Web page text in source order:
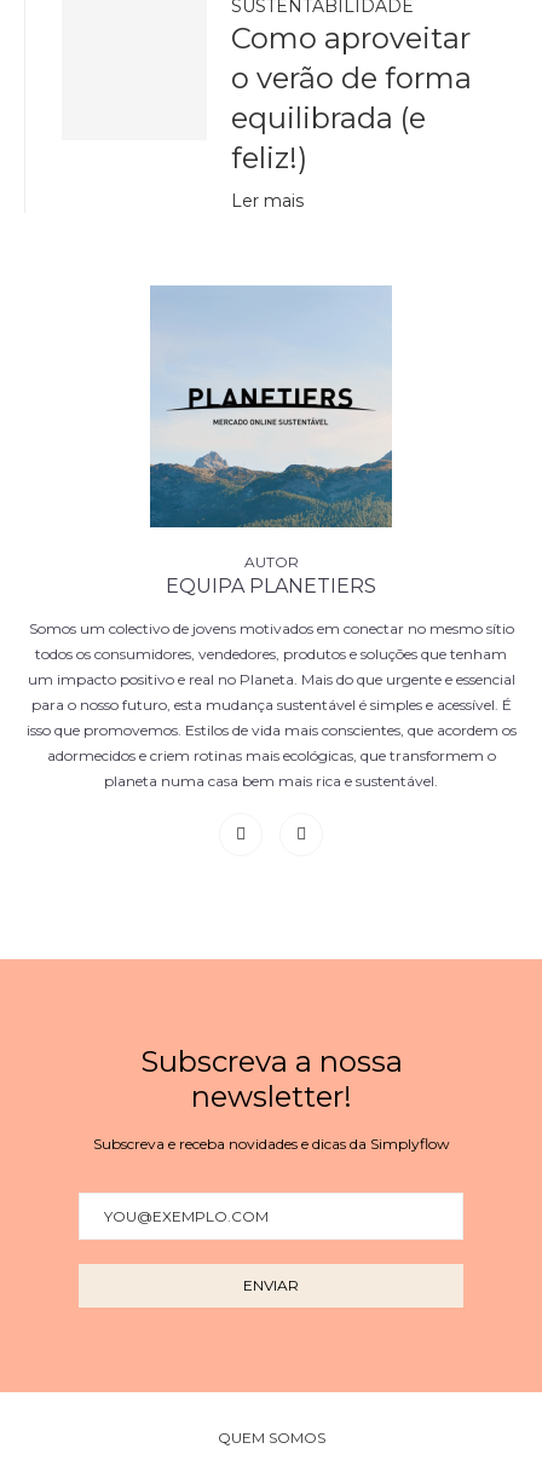
SUSTENTABILIDADE
Como aproveitar
o verão de forma
equilibrada (e
feliz!)
Ler mais
EQUIPA PLANETIERS
Somos um colectivo de jovens motivados em conectar no mesmo sítio
todos os consumidores, vendedores, produtos e soluções que tenham
um impacto positivo e real no Planeta. Mais do que urgente e essencial
para o nosso futuro, esta mudança sustentável é simples e acessível. É
isso que promovemos. Estilos de vida mais conscientes, que acordem os
adormecidos e criem rotinas mais ecológicas, que transformem o
planeta numa casa bem mais rica e sustentável.
Subscreva a nossa
newsletter!
Subscreva e receba novidades e dicas da Simplyflow
QUEM SOMOS